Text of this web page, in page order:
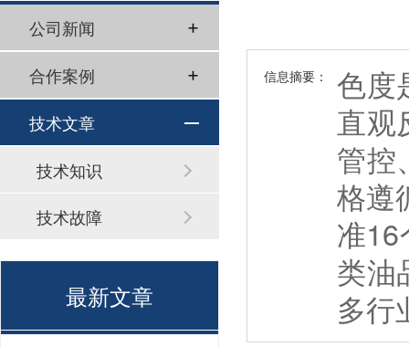
信息摘要：
色度
直观
管控
格遵
准
类油
多行
公司新闻
合作案例
技术文章
技术知识
技术故障
最新文章